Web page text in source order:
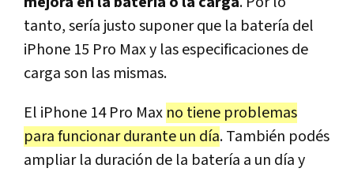
tanto, sería justo suponer que la batería del
iPhone 15 Pro Max y las especificaciones de
carga son las mismas.
El iPhone 14 Pro Max no tiene problemas
para funcionar durante un día. También podés
ampliar la duración de la batería a un día y